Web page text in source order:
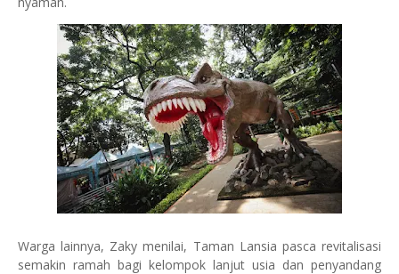
Warga lainnya, Zaky menilai, Taman Lansia pasca revitalisasi
semakin ramah bagi kelompok lanjut usia dan penyandang